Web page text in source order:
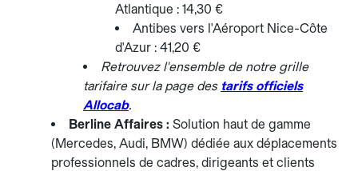
Atlantique : 14,30 €
Antibes vers l'Aéroport Nice-Côte
d'Azur : 41,20 €
Retrouvez l'ensemble de notre grille
tarifaire sur la page des tarifs officiels
Allocab.
Berline Affaires : Solution haut de gamme
(Mercedes, Audi, BMW) dédiée aux déplacements
professionnels de cadres, dirigeants et clients